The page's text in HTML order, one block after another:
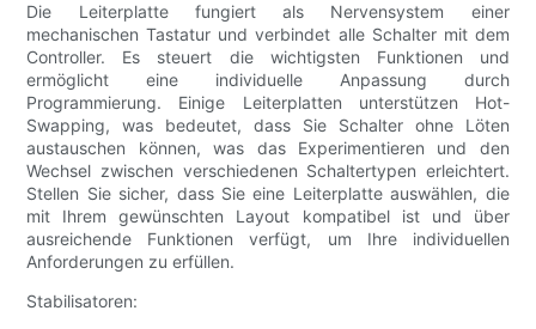
Die Leiterplatte fungiert als Nervensystem einer
mechanischen Tastatur und verbindet alle Schalter mit dem
Controller. Es steuert die wichtigsten Funktionen und
ermöglicht eine individuelle Anpassung durch
Programmierung. Einige Leiterplatten unterstützen Hot-
Swapping, was bedeutet, dass Sie Schalter ohne Löten
austauschen können, was das Experimentieren und den
Wechsel zwischen verschiedenen Schaltertypen erleichtert.
Stellen Sie sicher, dass Sie eine Leiterplatte auswählen, die
mit Ihrem gewünschten Layout kompatibel ist und über
ausreichende Funktionen verfügt, um Ihre individuellen
Anforderungen zu erfüllen.
Stabilisatoren: